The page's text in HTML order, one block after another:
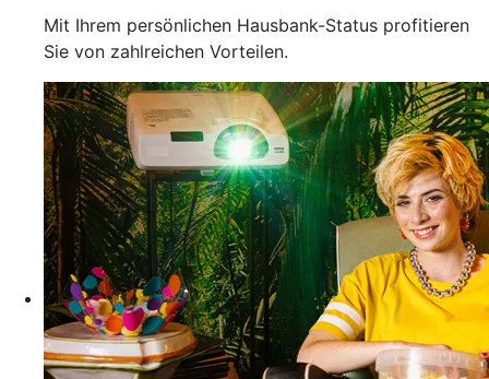
Mit Ihrem persönlichen Hausbank-Status profitieren
Sie von zahlreichen Vorteilen.